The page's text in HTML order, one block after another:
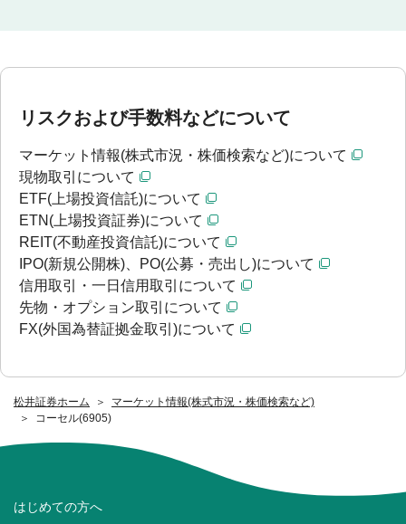
松井証券ホーム
マーケット情報(株式市況・株価検索など)
コーセル(6905)
リスクおよび手数料などについて
マーケット情報(株式市況・株価検索など)について
現物取引について
ETF(上場投資信託)について
ETN(上場投資証券)について
REIT(不動産投資信託)について
IPO(新規公開株)、PO(公募・売出し)について
信用取引・一日信用取引について
先物・オプション取引について
FX(外国為替証拠金取引)について
はじめての方へ